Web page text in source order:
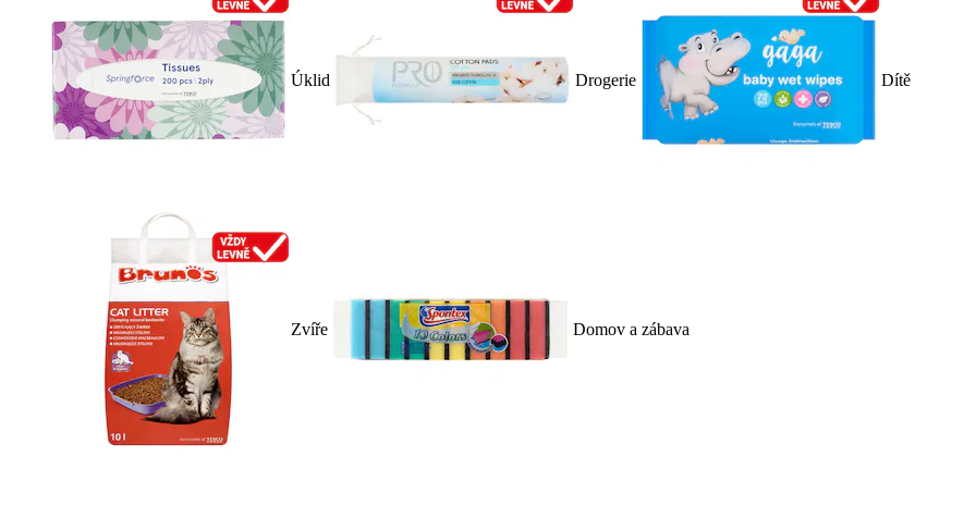
Úklid Drogerie Dítě
Zvíře Domov a zábava